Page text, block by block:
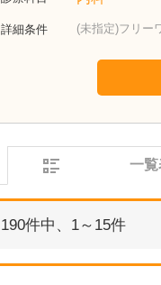
詳細条件 (未指定)フリー
一
190件中、 1～15件